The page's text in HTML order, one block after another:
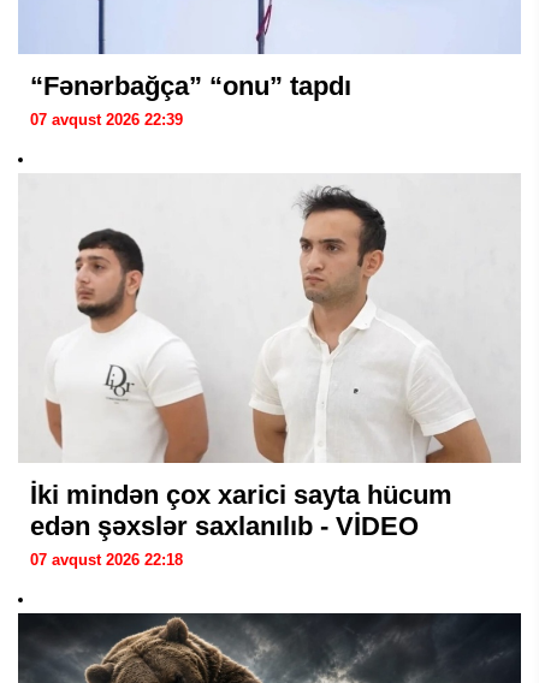
“Fənərbağça” “onu” tapdı
07 avqust 2026 22:39
İki mindən çox xarici sayta hücum
edən şəxslər saxlanılıb - VİDEO
07 avqust 2026 22:18